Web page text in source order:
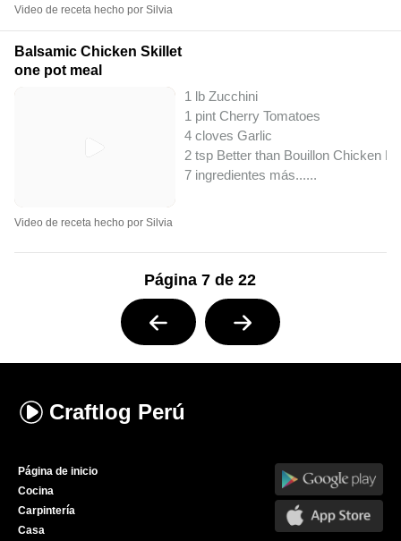
Video de receta hecho por Silvia
Balsamic Chicken Skillet
one pot meal
1 lb Zucchini
1 pint Cherry Tomatoes
4 cloves Garlic
2 tsp Better than Bouillon Chicken
7 ingredientes más......
Video de receta hecho por Silvia
Página 7 de 22
Craftlog Perú
Página de inicio
Cocina
Carpintería
Casa